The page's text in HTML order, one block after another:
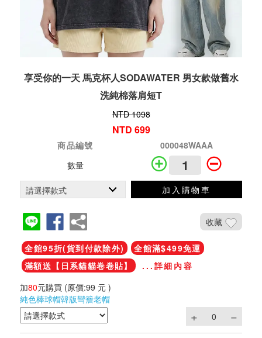
享受你的一天 馬克杯人SODAWATER 男女款做舊水
洗純棉落肩短T
NTD 1098
NTD 699
商品編號
000048WAAA
數量
加入購物車
收藏
全館95折(貨到付款除外)
全館滿$499免運
滿額送【日系貓貓卷卷貼】
...詳細內容
加80元購買 (原價:99 元 )
純色棒球帽韓版彎簷老帽